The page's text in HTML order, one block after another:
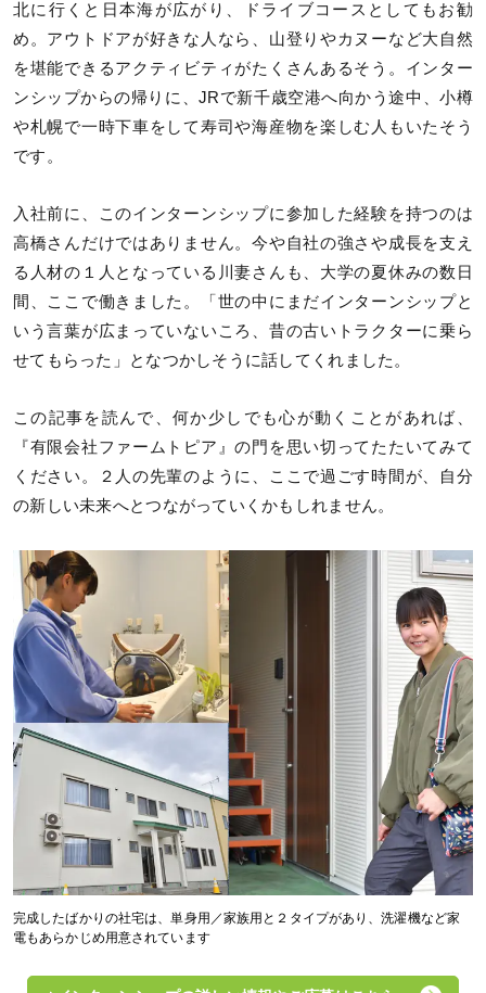
北に行くと日本海が広がり、ドライブコースとしてもお勧
め。アウトドアが好きな人なら、山登りやカヌーなど大自然
を堪能できるアクティビティがたくさんあるそう。インター
ンシップからの帰りに、JRで新千歳空港へ向かう途中、小樽
や札幌で一時下車をして寿司や海産物を楽しむ人もいたそう
です。
入社前に、このインターンシップに参加した経験を持つのは
高橋さんだけではありません。今や自社の強さや成長を支え
る人材の１人となっている川妻さんも、大学の夏休みの数日
間、ここで働きました。「世の中にまだインターンシップと
いう言葉が広まっていないころ、昔の古いトラクターに乗ら
せてもらった」となつかしそうに話してくれました。
この記事を読んで、何か少しでも心が動くことがあれば、
『有限会社ファームトピア』の門を思い切ってたたいてみて
ください。２人の先輩のように、ここで過ごす時間が、自分
の新しい未来へとつながっていくかもしれません。
完成したばかりの社宅は、単身用／家族用と２タイプがあり、洗濯機など家
電もあらかじめ用意されています